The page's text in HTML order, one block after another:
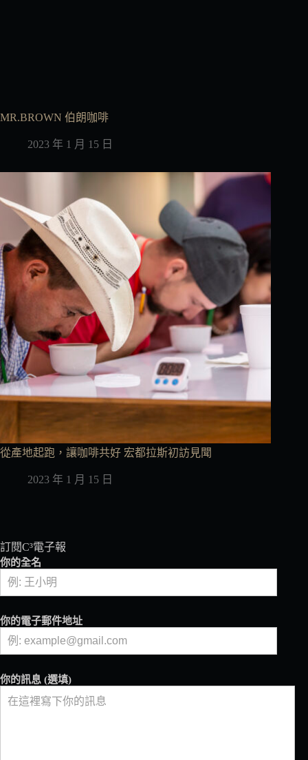
MR.BROWN 伯朗咖啡
2023 年 1 月 15 日
從產地起跑，讓咖啡共好 宏都拉斯初訪見聞
2023 年 1 月 15 日
訂閱C³電子報
你的全名
你的電子郵件地址
你的訊息 (選填)